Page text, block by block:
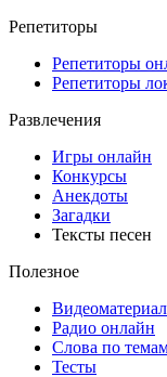
Репетиторы
Репетиторы
Репетиторы
Развлечения
Игры онлайн
Конкурсы
Анекдоты
Загадки
Тексты песен
Полезное
Радио онлайн
Слова по
Тесты